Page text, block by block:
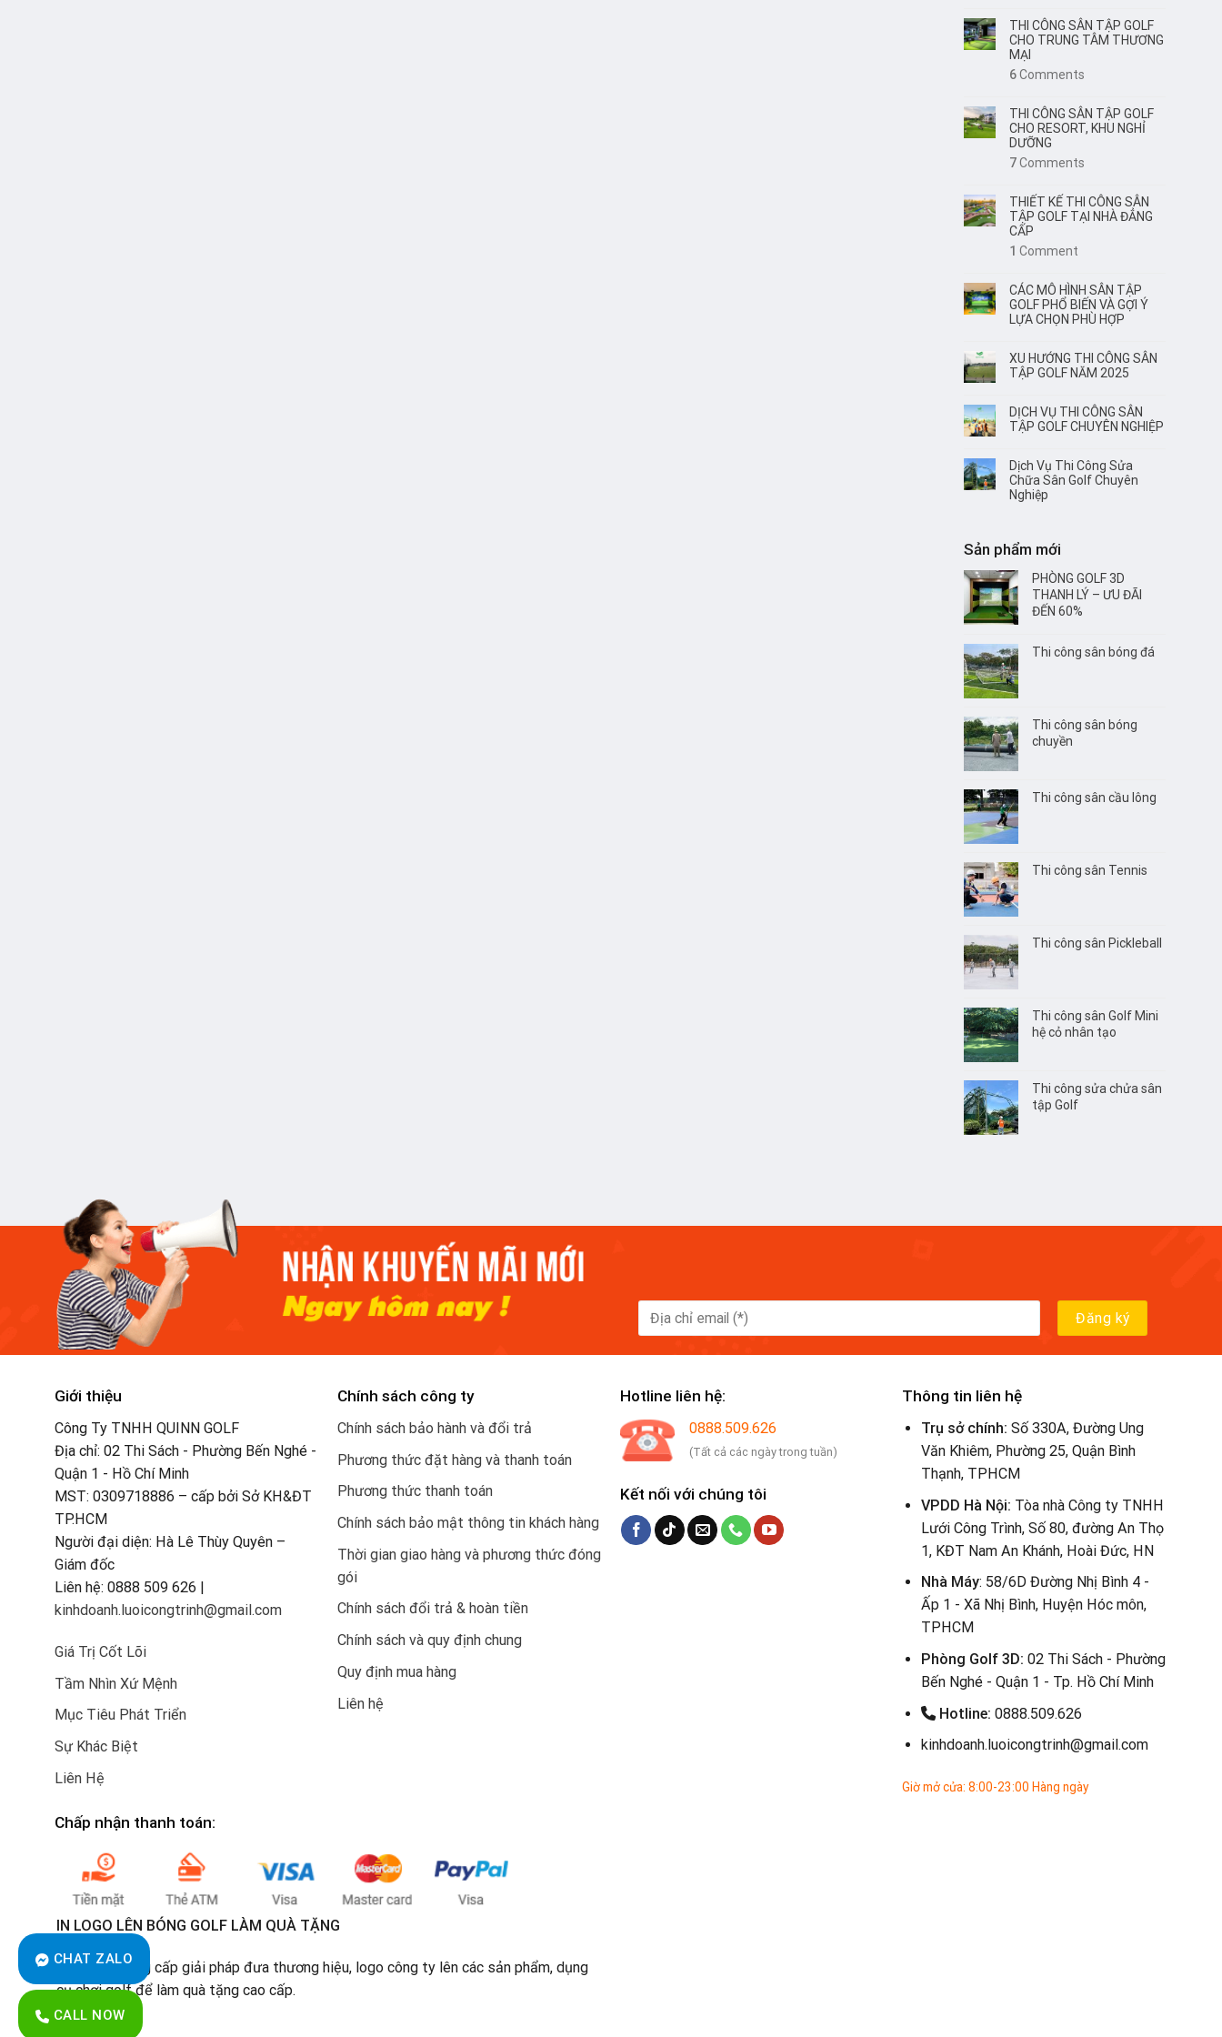
THI CÔNG SÂN TẬP GOLF
CHO TRUNG TÂM THƯƠNG
MẠI
6Comments
THI CÔNG SÂN TẬP GOLF
CHO RESORT, KHU NGHỈ
DƯỠNG
7Comments
THIẾT KẾ THI CÔNG SÂN
TẬP GOLF TẠI NHÀ ĐẲNG
CẤP
1 Comment
CÁC MÔ HÌNH SÂN TẬP
GOLF PHỔ BIẾN VÀ GỢI Ý
LỰA CHỌN PHÙ HỢP
XU HƯỚNG THI CÔNG SÂN
TẬP GOLF NĂM 2025
DỊCH VỤ THI CÔNG SÂN
TẬP GOLF CHUYÊN NGHIỆP
Dịch Vụ Thi Công Sửa
Chữa Sân Golf Chuyên
Nghiệp
Sản phẩm mới
PHÒNG GOLF 3D
THANH LÝ – ƯU ĐÃI
ĐẾN 60%
Thi công sân bóng đá
Thi công sân bóng
chuyền
Thi công sân cầu lông
Thi công sân Tennis
Thi công sân Pickleball
Thi công sân Golf Mini
hệ cỏ nhân tạo
Thi công sửa chửa sân
tập Golf
Giới thiệu
Công Ty TNHH QUINN GOLF
Địa chỉ: 02 Thi Sách - Phường Bến Nghé -
Quận 1 - Hồ Chí Minh
MST: 0309718886 – cấp bởi Sở KH&ĐT
TP.HCM
Người đại diện: Hà Lê Thùy Quyên –
Giám đốc
Liên hệ: 0888 509 626 |
kinhdoanh.luoicongtrinh@gmail.com
Giá Trị Cốt Lõi
Tầm Nhìn Xứ Mệnh
Mục Tiêu Phát Triển
Sự Khác Biệt
Liên Hệ
Chính sách công ty
Chính sách bảo hành và đổi trả
Phương thức đặt hàng và thanh toán
Phương thức thanh toán
Chính sách bảo mật thông tin khách hàng
Thời gian giao hàng và phương thức đóng
gói
Chính sách đổi trả & hoàn tiền
Chính sách và quy định chung
Quy định mua hàng
Liên hệ
Chấp nhận thanh toán:
Hotline liên hệ:
0888.509.626
(Tất cả các ngày trong tuần)
Kết nối với chúng tôi
Thông tin liên hệ
Trụ sở chính: Số 330A, Đường Ung
Văn Khiêm, Phường 25, Quận Bình
Thạnh, TPHCM
VPDD Hà Nội: Tòa nhà Công ty TNHH
Lưới Công Trình, Số 80, đường An Thọ
1, KĐT Nam An Khánh, Hoài Đức, HN
Nhà Máy: 58/6D Đường Nhị Bình 4 -
Ấp 1 - Xã Nhị Bình, Huyện Hóc môn,
TPHCM
Phòng Golf 3D:02 Thi Sách - Phường
Bến Nghé - Quận 1 - Tp. Hồ Chí Minh
Hotline: 0888.509.626
kinhdoanh.luoicongtrinh@gmail.com
Giờ mở cửa: 8:00-23:00 Hàng ngày
IN LOGO LÊN BÓNG GOLF LÀM QUÀ TẶNG
Chúng tôi cung cấp giải pháp đưa thương hiệu, logo công ty lên các sản phẩm, dụng
cụ chơi golf để làm quà tặng cao cấp.
CHAT ZALO
CALL NOW